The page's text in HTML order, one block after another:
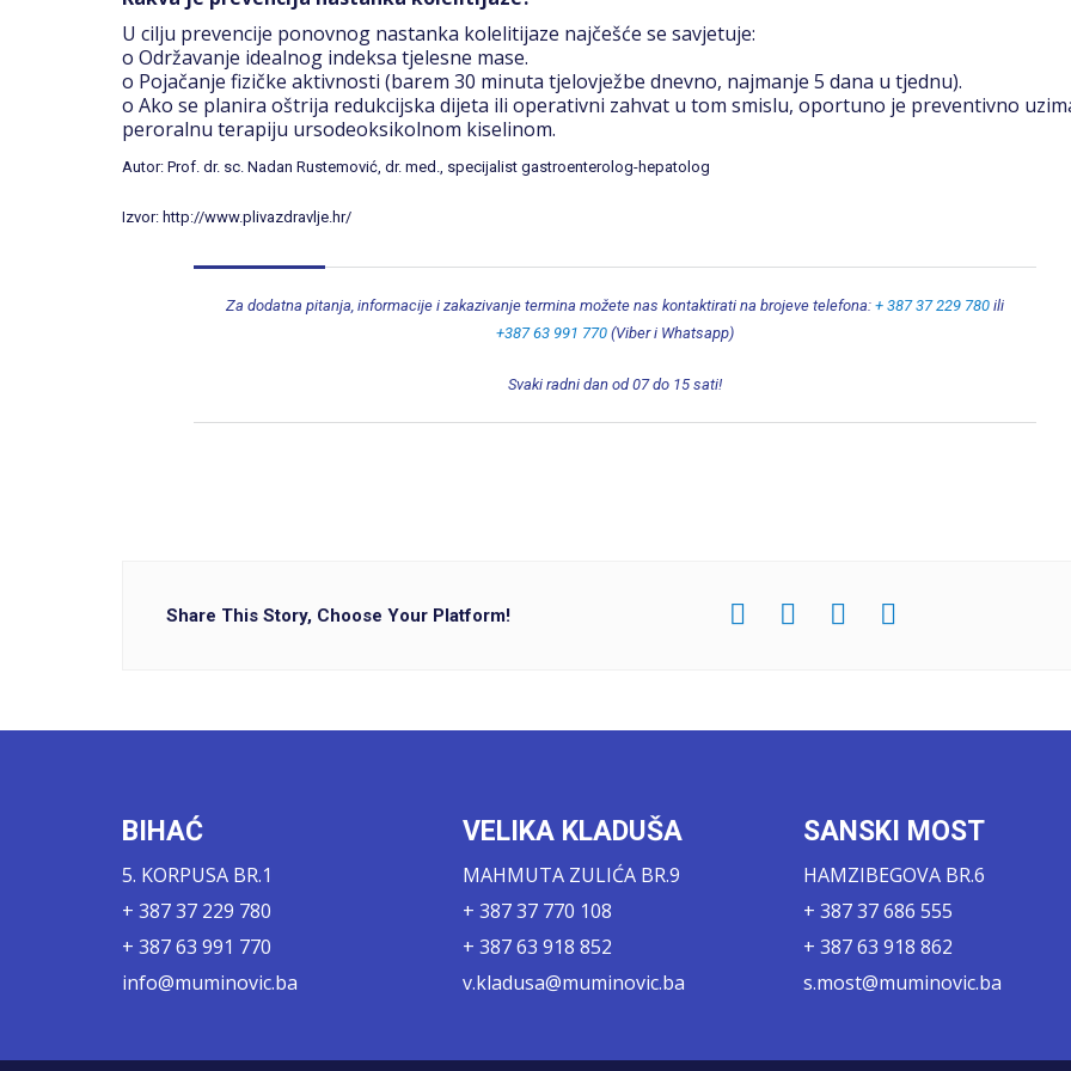
U cilju prevencije ponovnog nastanka kolelitijaze najčešće se savjetuje:
o Održavanje idealnog indeksa tjelesne mase.
o Pojačanje fizičke aktivnosti (barem 30 minuta tjelovježbe dnevno, najmanje 5 dana u tjednu).
o Ako se planira oštrija redukcijska dijeta ili operativni zahvat u tom smislu, oportuno je preventivno
peroralnu terapiju ursodeoksikolnom kiselinom.
Autor: Prof. dr. sc. Nadan Rustemović, dr. med., specijalist gastroenterolog-hepatolog
Izvor: http://www.plivazdravlje.hr/
Za dodatna pitanja, informacije i zakazivanje termina možete nas kontaktirati na brojeve telefona: + 387 37 229 780 ili
+387 63 991 770 (Viber i Whatsapp)
Svaki radni dan od 07 do 15 sati!
Share This Story, Choose Your Platform!
BIHAĆ
5. KORPUSA BR.1
+ 387 37 229 780
+ 387 63 991 770
info@muminovic.ba
VELIKA KLADUŠA
MAHMUTA ZULIĆA BR.9
+ 387 37 770 108
+ 387 63 918 852
v.kladusa@muminovic.ba
SANSKI MOST
HAMZIBEGOVA BR.6
+ 387 37 686 555
+ 387 63 918 862
s.most@muminovic.ba